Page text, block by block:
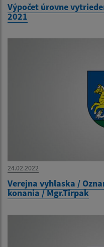
Výpočet úrovne
2021
24.02.2022
Verejna vyhlaska /
konania / Mgr.Tirpak